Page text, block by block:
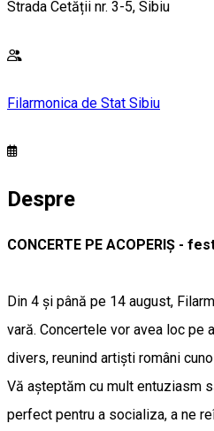
Strada Cetății nr. 3-5, Sibiu
Filarmonica de Stat Sibiu
Despre
CONCERTE PE ACOPERIȘ -
Din 4 și până pe 14 august,
vară. Concertele vor avea loc pe
divers, reunind artiști români
Vă așteptăm cu mult entuziasm
perfect pentru a socializa, a ne